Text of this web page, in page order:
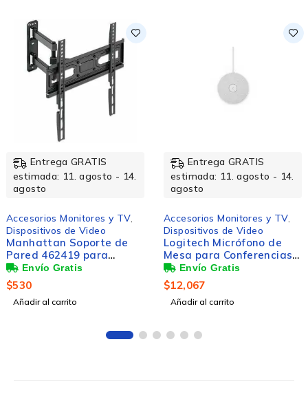
Entrega GRATIS
estimada: 11. agosto - 14.
agosto
Accesorios Monitores y TV
Dispositivos de Video
Manhattan Soporte de
Pared 462419 para
Pantalla 32" - 55", hasta
35kg
$530
Añadir al carrito
Entrega GRATIS
estimada: 11. agosto - 14.
agosto
Accesorios Monitores y TV
Dispositivos de Video
Logitech Micrófono de
Mesa para Conferencias
Rally Mic Pod, Alámbrico,
Blanco
$12,067
Añadir al carrito